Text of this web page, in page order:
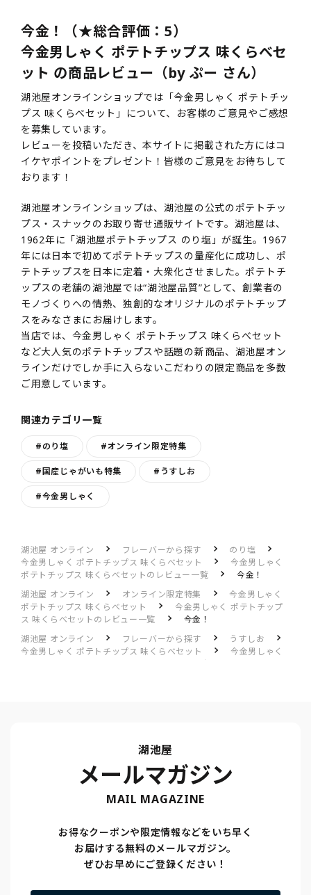
今金！（★総合評価：5）
今金男しゃく ポテトチップス 味くらべセ
ット の商品レビュー（by ぷー さん）
湖池屋オンラインショップでは「今金男しゃく ポテトチッ
プス 味くらべセット」について、お客様のご意見やご感想
を募集しています。
レビューを投稿いただき、本サイトに掲載された方にはコ
イケヤポイントをプレゼント！皆様のご意見をお待ちして
おります！
湖池屋オンラインショップは、湖池屋の公式のポテトチッ
プス・スナックのお取り寄せ通販サイトです。湖池屋は、
1962年に「湖池屋ポテトチップス のり塩」が誕生。1967
年には日本で初めてポテトチップスの量産化に成功し、ポ
テトチップスを日本に定着・大衆化させました。ポテトチ
ップスの老舗の湖池屋では“湖池屋品質”として、創業者の
モノづくりへの情熱、独創的なオリジナルのポテトチップ
スをみなさまにお届けします。
当店では、今金男しゃく ポテトチップス 味くらべセット
など大人気のポテトチップスや話題の新商品、湖池屋オン
ラインだけでしか手に入らないこだわりの限定商品を多数
ご用意しています。
関連カテゴリ一覧
#のり塩 #オンライン限定特集
#国産じゃがいも特集 #うすしお
#今金男しゃく
湖池屋 オンライン フレーバーから探す
のり塩
今金男しゃく ポテトチップス 味くらべセット
今金男しゃく
ポテトチップス 味くらべセットのレビュー一覧
今金！
湖池屋 オンライン
オンライン限定特集
今金男しゃく
ポテトチップス 味くらべセット
今金男しゃく ポテトチップ
ス 味くらべセットのレビュー一覧
今金！
湖池屋 オンライン
フレーバーから探す
うすしお
今金男しゃく ポテトチップス 味くらべセット
今金男しゃく
湖池屋
メールマガジン
MAIL MAGAZINE
お得なクーポンや限定情報などをいち早く
お届けする無料のメールマガジン。
ぜひお早めにご登録ください！